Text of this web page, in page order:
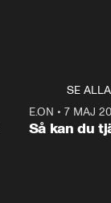
SE ALLA
E.ON • 7 MAJ
Så kan du